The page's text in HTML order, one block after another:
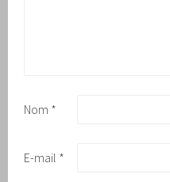
Nom *
E-mail *